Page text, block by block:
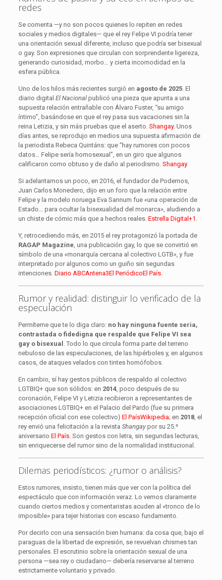
redes
Se comenta —y no son pocos quienes lo repiten en redes
sociales y medios digitales— que el rey Felipe VI podría tener
una orientación sexual diferente, incluso que podría ser bisexual
o gay. Son expresiones que circulan con sorprendente ligereza,
generando curiosidad, morbo… y cierta incomodidad en la
esfera pública.
Uno de los hilos más recientes surgió en agosto de 2025. El
diario digital El Nacionalpublicó una pieza que apunta a una
supuesta relación entrañable con Álvaro Fuster, “su amigo
íntimo”, basándose en que el rey pasa sus vacaciones sin la
reina Letizia, y sin más pruebas que el aserto. Shangay. Unos
días antes, se reprodujo en medios una supuesta afirmación de
la periodista Rebeca Quintáns: que “hay rumores con pocos
datos… Felipe sería homosexual”, en un giro que algunos
calificaron como obtuso y de daño al periodismo. Shangay.
Si adelantamos un poco, en 2016, el fundador de Podemos,
Juan Carlos Monedero, dijo en un foro que la relación entre
Felipe y la modelo noruega Eva Sannum fue «una operación de
Estado… para ocultar la bisexualidad del monarca», aludiendo a
un chiste de cómic más que a hechos reales. Estrella Digital+1 .
Y, retrocediendo más, en 2015 el rey protagonizó la portada de
RAGAP Magazine, una publicación gay, lo que se convirtió en
símbolo de una «monarquía cercana al colectivo LGTB», y fue
interpretado por algunos como un guiño sin segundas
intenciones. Diario ABCAntena3El PeriódicoEl País.
Rumor y realidad: distinguir lo verificado de la
especulación
Permíteme que te lo diga claro: no hay ninguna fuente seria,
contrastada o fidedigna que respalde que Felipe VI sea
gay o bisexual . Todo lo que circula forma parte del terreno
nebuloso de las especulaciones, de las hipérboles y, en algunos
casos, de ataques velados con tintes homófobos.
En cambio, sí hay gestos públicos de respaldo al colectivo
LGTBIQ+ que son sólidos: en 2014, poco después de su
coronación, Felipe VI y Letizia recibieron a representantes de
asociaciones LGTBIQ+ en el Palacio del Pardo (fue su primera
recepción oficial con ese colectivo) El PaísWikipedia; en 2018, el
rey envió una felicitación a la revista Shangaypor su 25.º
aniversario El País. Son gestos con letra, sin segundas lecturas,
sin enriquecerse del rumor sino de la normalidad institucional.
Dilemas periodísticos: ¿rumor o análisis?
Estos rumores, insisto, tienen más que ver con la política del
espectáculo que con información veraz. Lo vemos claramente
cuando ciertos medios y comentaristas acuden al «tronco de lo
imposible» para tejer historias con escaso fundamento.
Por decirlo con una sensación bien humana: da cosa que, bajo el
paraguas de la libertad de expresión, se revuelvan chismes tan
personales. El escrutinio sobre la orientación sexual de una
persona —sea rey o ciudadano— debería reservarse al terreno
estrictamente voluntario y privado.